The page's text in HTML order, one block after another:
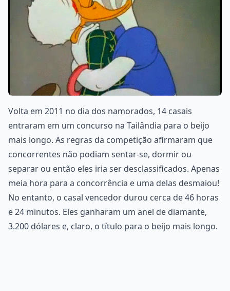
Volta em 2011 no dia dos namorados, 14 casais
entraram em um concurso na Tailândia para o beijo
mais longo. As regras da competição afirmaram que
concorrentes não podiam sentar-se, dormir ou
separar ou então eles iria ser desclassificados. Apenas
meia hora para a concorrência e uma delas desmaiou!
No entanto, o casal vencedor durou cerca de 46 horas
e 24 minutos. Eles ganharam um anel de diamante,
3.200 dólares e, claro, o título para o beijo mais longo.